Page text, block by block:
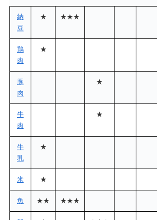
納
豆
★ ★★★
鶏
肉
★
豚
肉
★
牛
肉
★
牛
乳
★
米 ★
魚 ★★ ★★★